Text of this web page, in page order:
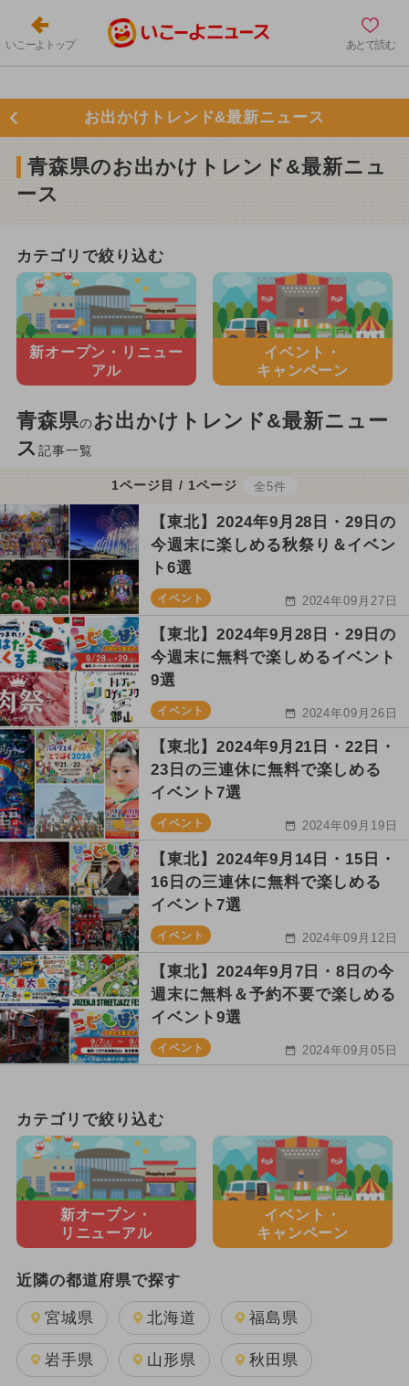
いこーよトップ あとで読む
お出かけトレンド&最新ニュース
青森県のお出かけトレンド&最新ニュ
ース
カテゴリで絞り込む
新オープン・ リニュー
アル
イベント・
キャンペーン
青森県のお出かけトレンド&最新ニュー
ス 記事一覧
1ページ目 / 1ページ 全5件
【東北】2024年9月28日・29日の
今週末に楽しめる秋祭り＆イベン
ト6選
イベント 2024年09月27日
【東北】2024年9月28日・29日の
今週末に無料で楽しめるイベント
9選
イベント 2024年09月26日
【東北】2024年9月21日・22日・
23日の三連休に無料で楽しめる
イベント7選
イベント 2024年09月19日
【東北】2024年9月14日・15日・
16日の三連休に無料で楽しめる
イベント7選
イベント 2024年09月12日
【東北】2024年9月7日・8日の今
週末に無料＆予約不要で楽しめる
イベント9選
イベント 2024年09月05日
カテゴリで絞り込む
新オープン・
リニューアル
イベント・
キャンペーン
近隣の都道府県で探す
宮城県 北海道 福島県
岩手県 山形県 秋田県